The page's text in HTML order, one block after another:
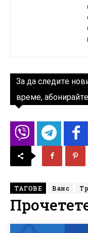
За да следите
време,
ТАГОВЕ Ванс